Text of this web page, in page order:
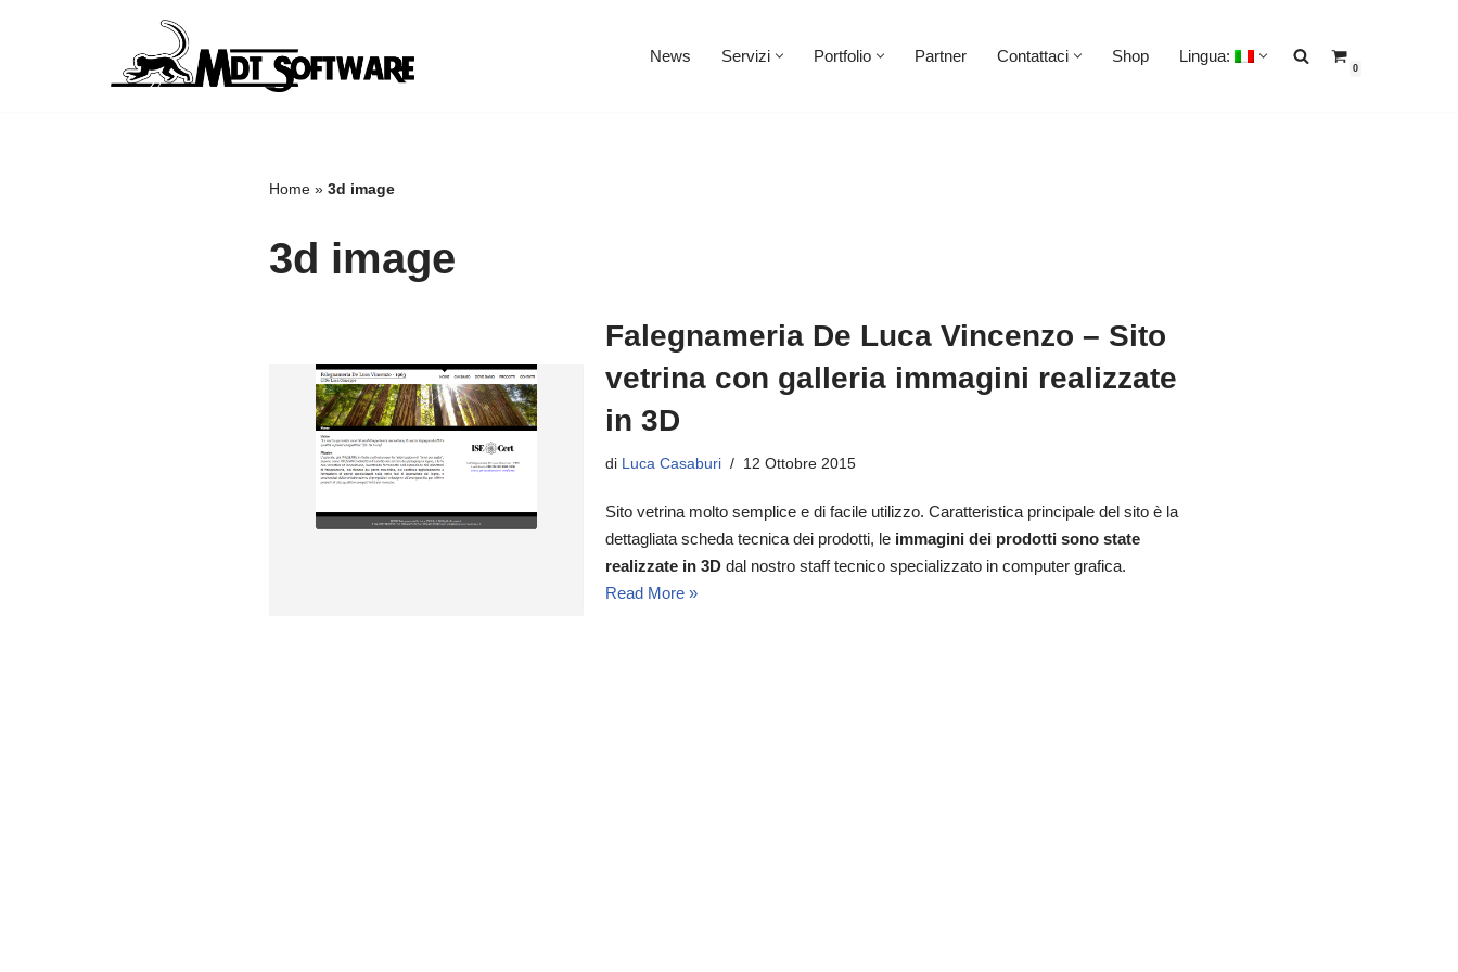
News Servizi Portfolio Partner Contattaci Shop Lingua:
0
Home »3d image
3d image
Falegnameria De Luca Vincenzo – Sito
vetrina con galleria immagini realizzate
in 3D
di Luca Casaburi 12 Ottobre 2015
Sito vetrina molto semplice e di facile utilizzo. Caratteristica principale del sito è la
dettagliata scheda tecnica dei prodotti, le immagini dei prodotti sono state
realizzate in 3Ddal nostro staff tecnico specializzato in computer grafica.
Read More »